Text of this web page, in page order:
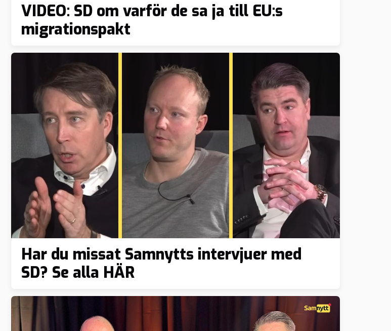
VIDEO: SD om varför de sa ja till EU:s
migrationspakt
Har du missat Samnytts intervjuer med
SD? Se alla HÄR